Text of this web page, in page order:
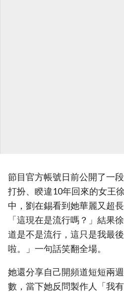
節目官方帳號日前公開了一
打扮、睽違10年回來的女王
中，劉在錫看到她華麗又超
「這現在是流行嗎？」結果
道是不是流行，這只是我最
啦。」一句話笑翻全場。
她還分享自己開頻道短短兩
數，當下她反問製作人「我